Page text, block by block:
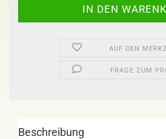
AUF DEN
FRAGE ZUM
Beschreibung